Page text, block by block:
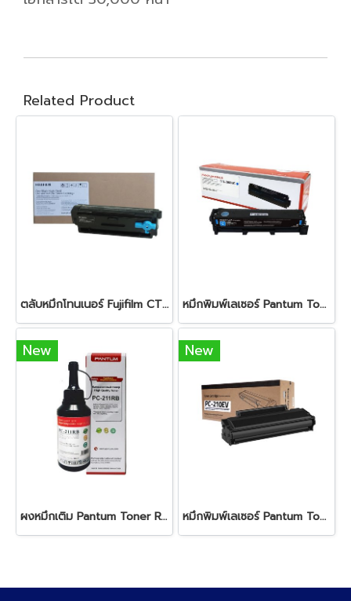
Related Product
ตลับหมึกโทนเนอร์ Fujifilm CT203550 Black หมึกพิมพ์เลเซอร์ Pantum Toner Drum CTL-2000 HC Cyanหมึกสีดำ ใช้สำหรับเครื่องพิมพ์ : Pantum รุ่น CP2200 CM2200 Series ปริมาณการพิมพ์ 5% ลงบนกระดาษ A4 พิมพ์ได้ 3,500 แผ่น
New
ผงหมึกเติม Pantum Toner Refill Kit for PB-211RB Black
New
หมึกพิมพ์เลเซอร์ Pantum Toner PC-210EV Black